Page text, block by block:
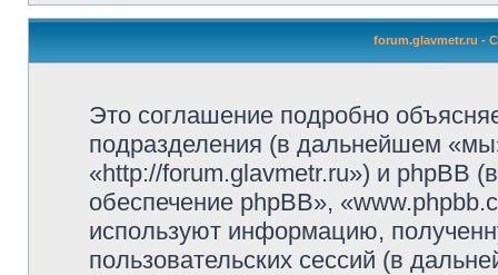
forum.glavmetr.ru -
Это соглашение подробно
подразделения (в дальнейшем
«http://forum.glavmetr.ru») и phpBB
обеспечение phpBB»,
используют информацию,
пользовательских сессий (в